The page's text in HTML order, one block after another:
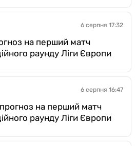
6 серпня 17:32
на перший матч
раунду Ліги Європи
6 серпня 16:47
на перший матч
раунду Ліги Європи